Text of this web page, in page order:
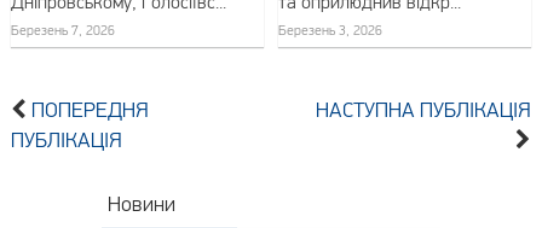
Березень 7, 2026 Березень 3, 2026
ПОПЕРЕДНЯ
ПУБЛІКАЦІЯ
НАСТУПНА ПУБЛІКАЦІЯ
Новини